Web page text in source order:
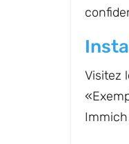
Visitez